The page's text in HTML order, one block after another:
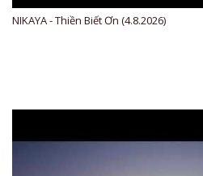
NIKAYA - Thiền Biết Ơn (4.8.2026)